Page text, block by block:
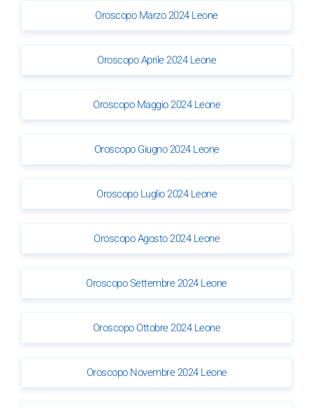
Oroscopo Marzo 2024 Leone
Oroscopo Aprile 2024 Leone
Oroscopo Maggio 2024 Leone
Oroscopo Giugno 2024 Leone
Oroscopo Luglio 2024 Leone
Oroscopo Agosto 2024 Leone
Oroscopo Settembre 2024 Leone
Oroscopo Ottobre 2024 Leone
Oroscopo Novembre 2024 Leone